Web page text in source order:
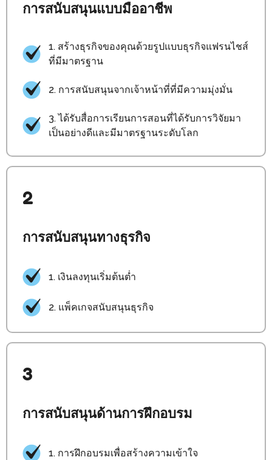
การสนับสนุนแบบมืออาชีพ
1. สร้างธุรกิจของคุณด้วยรูปแบบธุรกิจแฟรนไชส์
ที่มีมาตรฐาน
2. การสนับสนุนจากเจ้าหน้าที่ที่มีความมุ่งมั่น
3. ได้รับสื่อการเรียนการสอนที่ได้รับการวิจัยมา
เป็นอย่างดีและมีมาตรฐานระดับโลก
2
การสนับสนุนทางธุรกิจ
1. เงินลงทุนเริ่มต้นต่ำ
2. แพ็คเกจสนับสนุนธุรกิจ
3
การสนับสนุนด้านการฝึกอบรม
1. การฝึกอบรมเพื่อสร้างความเข้าใจ